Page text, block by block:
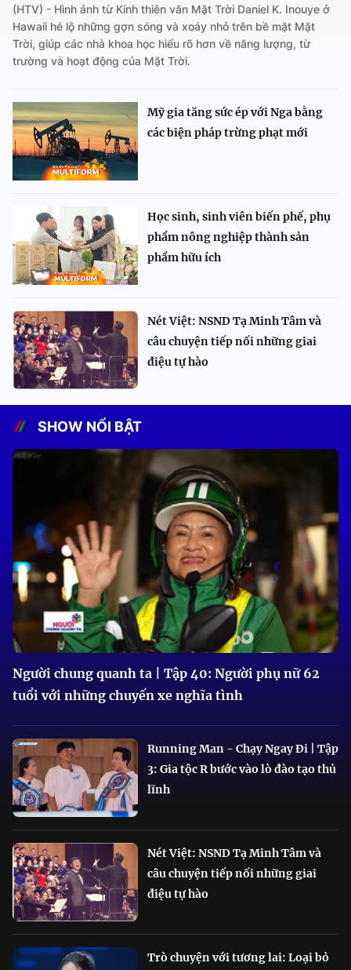
(HTV) - Hình ảnh từ Kính thiên văn Mặt Trời Daniel K. Inouye ở
Hawaii hé lộ những gợn sóng và xoáy nhỏ trên bề mặt Mặt
Trời, giúp các nhà khoa học hiểu rõ hơn về năng lượng, từ
trường và hoạt động của Mặt Trời.
Mỹ gia tăng sức ép với Nga bằng
các biện pháp trừng phạt mới
Học sinh, sinh viên biến phế, phụ
phẩm nông nghiệp thành sản
phẩm hữu ích
Nét Việt: NSND Tạ Minh Tâm và
câu chuyện tiếp nối những giai
điệu tự hào
SHOW NỔI BẬT
Người chung quanh ta | Tập 40: Người phụ nữ 62
tuổi với những chuyến xe nghĩa tình
Running Man - Chạy Ngay Đi | Tập
3: Gia tộc R bước vào lò đào tạo thủ
lĩnh
Nét Việt: NSND Tạ Minh Tâm và
câu chuyện tiếp nối những giai
điệu tự hào
Trò chuyện với tương lai: Loại bỏ